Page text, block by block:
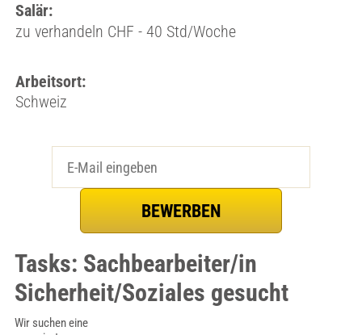
Salär:
zu verhandeln CHF - 40 Std/Woche
Arbeitsort:
Schweiz
Tasks: Sachbearbeiter/in
Sicherheit/Soziales gesucht
Wir suchen eine